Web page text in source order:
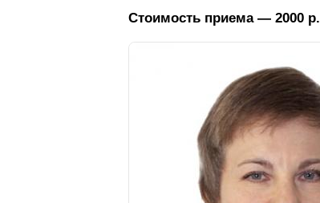
Стоимость приема — 2000 р.